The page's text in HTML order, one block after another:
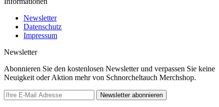
Newsletter
Datenschutz
Impressum
Newsletter
Abonnieren Sie den kostenlosen Newsletter und verpassen Sie keine
Neuigkeit oder Aktion mehr von Schnorcheltauch Merchshop.
Newsletter abonnieren